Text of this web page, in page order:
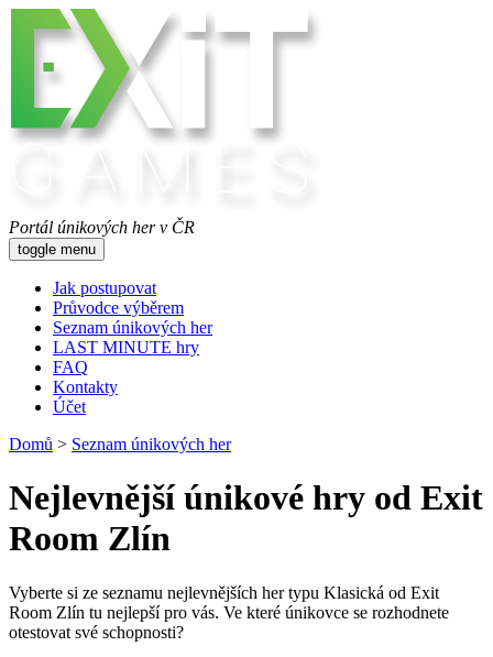
Portál únikových her v ČR
toggle menu
Jak postupovat
Průvodce výběrem
Seznam únikových her
LAST MINUTE hry
FAQ
Kontakty
Účet
Domů > Seznam únikových her
Nejlevnější únikové hry od Exit
Room Zlín
Vyberte si ze seznamu nejlevnějších her typu Klasická od Exit
Room Zlín tu nejlepší pro vás. Ve které únikovce se rozhodnete
otestovat své schopnosti?